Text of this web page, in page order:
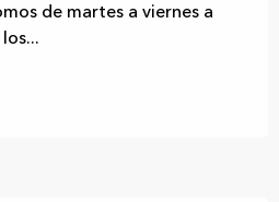
de martes a viernes a